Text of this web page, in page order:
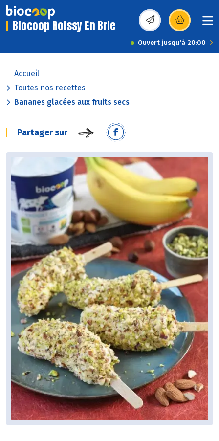
Biocoop Roissy En Brie (s’ouvre dans une
Ouvert jusqu'à 20:00
Accueil
Toutes nos recettes
Bananes glacées aux fruits secs
Partager sur